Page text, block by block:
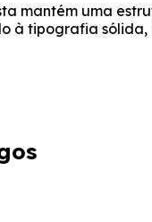
mantém uma
à tipografia